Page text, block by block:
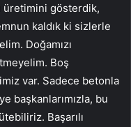
üretimini gösterdik,
kaldık ki sizlerle
Doğamızı
Boş
var. Sadece betonla
başkanlarımızla, bu
Başarılı